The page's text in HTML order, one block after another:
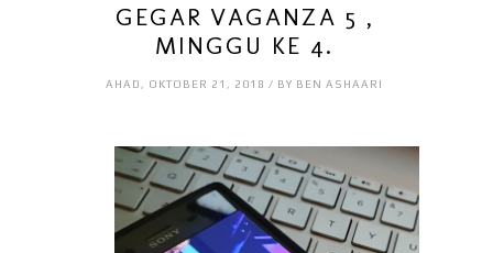
GEGAR VAGANZA 5 ,
MINGGU KE 4.
AHAD, OKTOBER 21, 2018 / BY BEN ASHAARI